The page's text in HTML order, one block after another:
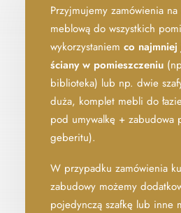
Przyjmujemy zamówienia
meblową do wszystkich
wykorzystaniem co najmniej
ściany w pomieszczeniu
biblioteka) lub np. dwie
duża, komplet mebli do
pod umywalkę + zabudowa
geberitu).
W przypadku zamówienia
zabudowy możemy
pojedynczą szafkę lub inne